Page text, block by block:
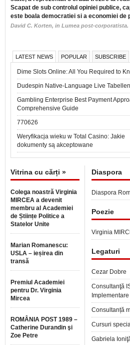
Scapat de sub controlul opiniei publice,
este boala democratiei si a economiei de
David C. Korten, in Lumea post-corporatista.
LATEST NEWS POPULAR SUBSCRIBE
Dime Slots Online: All You Required to
Dudespin Native-Language Live Tabellen
Gambling Enterprise Best Payment
Comprehensive Guide
770626
Weryfikacja wieku w Total Casino: Jakie
dokumenty są akceptowane
Vitrina cu cărți »
Colega noastră Virginia
MIRCEA a devenit
membru al Academiei
de Științe Politice a
Statelor Unite
Marian Romanescu:
USLA – ieșirea din
transă
Premiul Academiei
pentru Dr. Virginia
Mircea
ROMÂNIA POST 1989 –
Catherine Durandin şi
Zoe Petre
Diaspora
Diaspora
Poezie
Virginia
Legaturi
Cezar Dobre
Consultanţă
Implementare
Consultanță
Cursuri
Gabriela